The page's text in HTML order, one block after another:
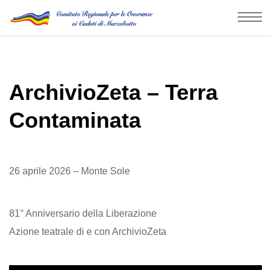
ArchivioZeta – Terra
Contaminata
26 aprile 2026 – Monte Sole
81° Anniversario della Liberazione
Azione teatrale di e con ArchivioZeta